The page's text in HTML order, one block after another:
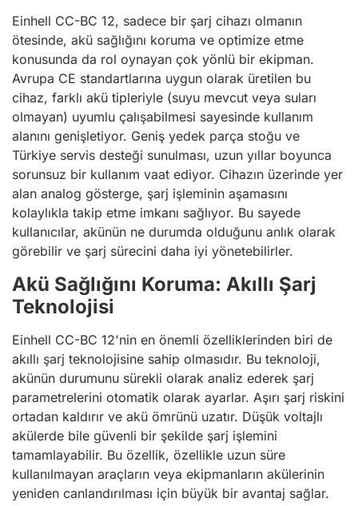
Einhell CC-BC 12, sadece bir şarj cihazı olmanın
ötesinde, akü sağlığını koruma ve optimize etme
konusunda da rol oynayan çok yönlü bir ekipman.
Avrupa CE standartlarına uygun olarak üretilen bu
cihaz, farklı akü tipleriyle (suyu mevcut veya suları
olmayan) uyumlu çalışabilmesi sayesinde kullanım
alanını genişletiyor. Geniş yedek parça stoğu ve
Türkiye servis desteği sunulması, uzun yıllar boyunca
sorunsuz bir kullanım vaat ediyor. Cihazın üzerinde yer
alan analog gösterge, şarj işleminin aşamasını
kolaylıkla takip etme imkanı sağlıyor. Bu sayede
kullanıcılar, akünün ne durumda olduğunu anlık olarak
görebilir ve şarj sürecini daha iyi yönetebilirler.
Akü Sağlığını Koruma: Akıllı Şarj
Teknolojisi
Einhell CC-BC 12'nin en önemli özelliklerinden biri de
akıllı şarj teknolojisine sahip olmasıdır. Bu teknoloji,
akünün durumunu sürekli olarak analiz ederek şarj
parametrelerini otomatik olarak ayarlar. Aşırı şarj riskini
ortadan kaldırır ve akü ömrünü uzatır. Düşük voltajlı
akülerde bile güvenli bir şekilde şarj işlemini
tamamlayabilir. Bu özellik, özellikle uzun süre
kullanılmayan araçların veya ekipmanların akülerinin
yeniden canlandırılması için büyük bir avantaj sağlar.